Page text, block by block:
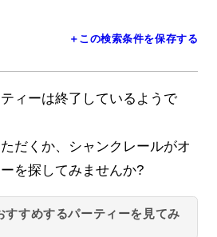
＋この検索条件を保存する
ィーは終了しているようで
だくか、シャンクレールがオ
を探してみませんか?
すすめするパーティーを見てみ